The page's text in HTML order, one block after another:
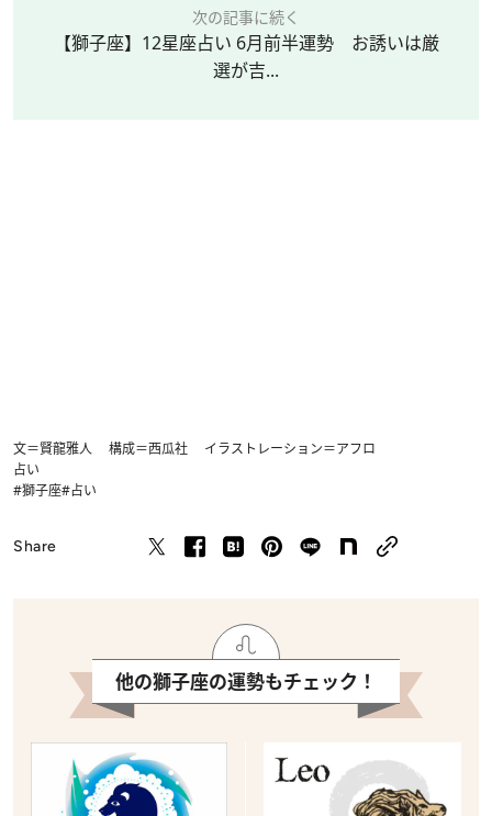
次の記事に続く
【獅子座】12星座占い 6月前半運勢 お誘いは厳
選が吉...
文＝賢龍雅人 構成＝西瓜社 イラストレーション＝アフロ
占い
#獅子座#占い
Share
他の獅子座の運勢もチェック！